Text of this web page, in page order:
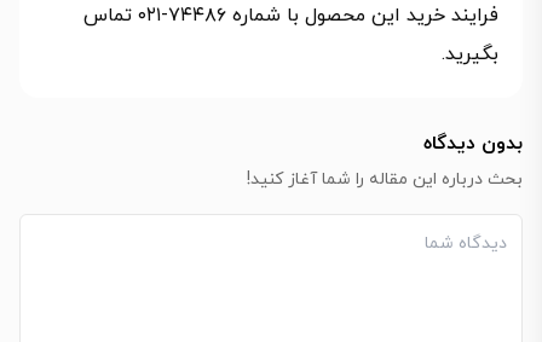
فرایند خرید این محصول با شماره ۷۴۴۸۶-۰۲۱ تماس
بگیرید.
بدون دیدگاه
بحث درباره این مقاله را شما آغاز کنید!